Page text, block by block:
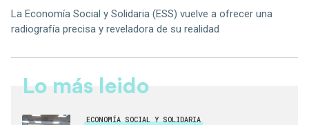
La Economía Social y Solidaria (ESS) vuelve a ofrecer una
radiografía precisa y reveladora de su realidad
Lo más leido
ECONOMÍA SOCIAL Y SOLIDARIA